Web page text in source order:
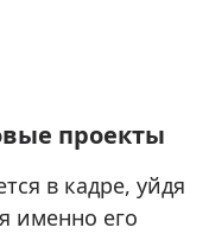
проекты
в кадре, уйдя
именно его